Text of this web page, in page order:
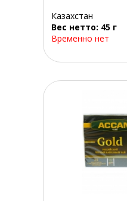
Казахстан
Вес нетто: 45 г
Временно нет